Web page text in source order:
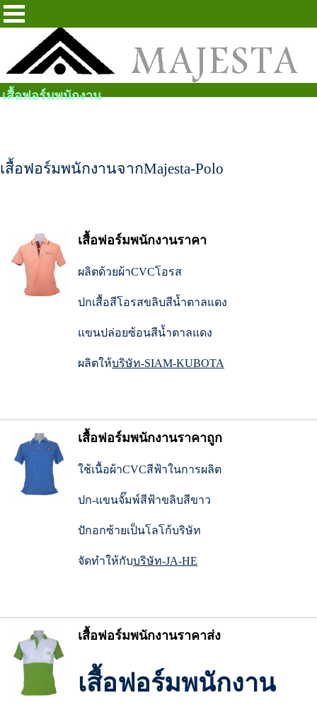
เสื้อฟอร์มพนักงาน
เสื้อฟอร์มพนักงานจากMajesta-Polo
เสื้อฟอร์มพนักงานราคา
ผลิตด้วยผ้าCVCโอรส
ปกเสื้อสีโอรสขลิบสีน้ำตาลแดง
แขนปล่อยซ้อนสีน้ำตาลแดง
ผลิตให้บริษัท-SIAM-KUBOTA
เสื้อฟอร์มพนักงานราคาถูก
ใช้เนื้อผ้าCVCสีฟ้าในการผลิต
ปก-แขนจั๊มพ์สีฟ้าขลิบสีขาว
ปักอกซ้ายเป็นโลโก้บริษัท
จัดทำให้กับบริษัท-JA-HE
เสื้อฟอร์มพนักงานราคาส่ง
เสื้อฟอร์มพนักงาน